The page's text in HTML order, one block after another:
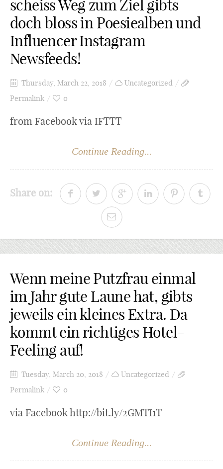
scheiss Weg zum Ziel gibts
doch bloss in Poesiealben und
Influencer Instagram
Newsfeeds!
Thursday, March 22, 2018
Uncategorized
Permalink
0
from Facebook via IFTTT
Continue Reading...
Share on:
Wenn meine Putzfrau einmal
im Jahr gute Laune hat, gibts
jeweils ein kleines Extra. Da
kommt ein richtiges Hotel-
Feeling auf!
Tuesday, March 20, 2018
Uncategorized
Permalink
0
via Facebook http://bit.ly/2GMTI1T
Continue Reading...